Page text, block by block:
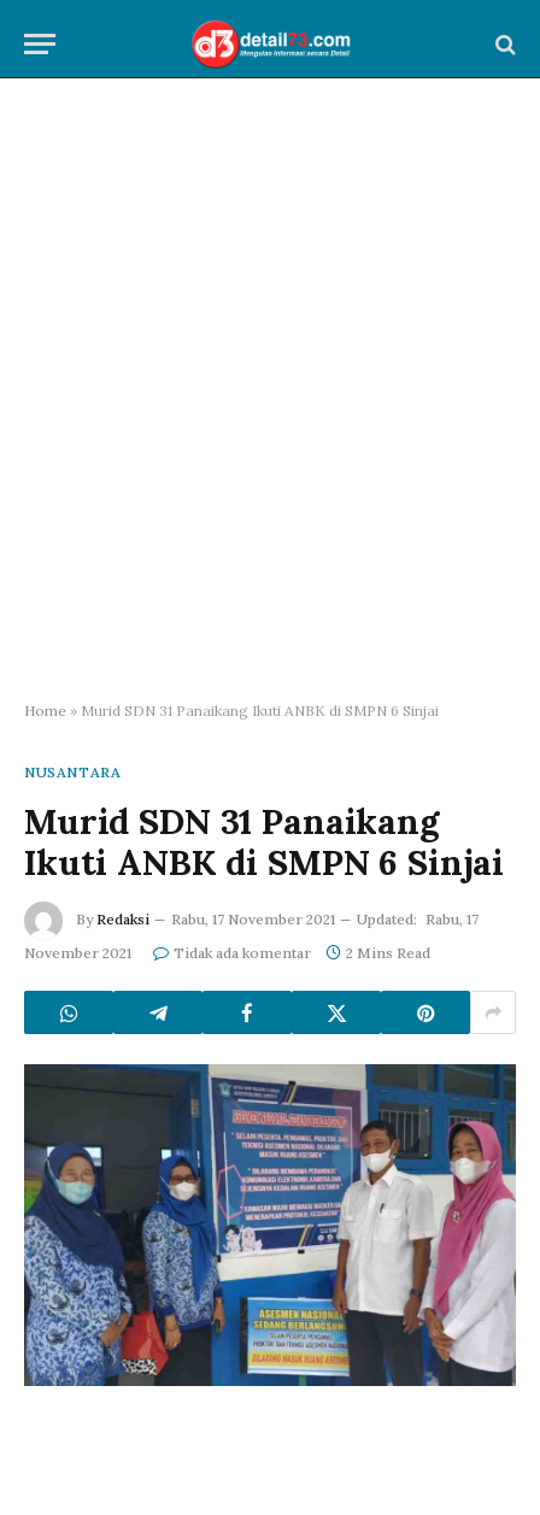
Home » Murid SDN 31 Panaikang Ikuti ANBK di SMPN 6 Sinjai
NUSANTARA
Murid SDN 31 Panaikang
Ikuti ANBK di SMPN 6 Sinjai
By Redaksi Rabu, 17 November 2021 Updated: Rabu, 17
November 2021
Tidak ada komentar 2 Mins Read